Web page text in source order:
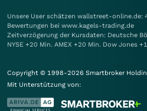
Unsere User schätzen wallstreet-
Bewertungen bei www.kagels-trading.de
Zeitverzögerung der Kursdaten: Deutsche
NYSE +20 Min. AMEX +20 Min. Dow Jones
Copyright © 1998-2026 Smartbroker
Mit Unterstützung von: